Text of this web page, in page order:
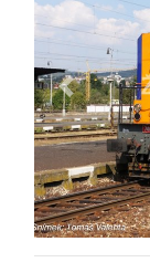
Previous